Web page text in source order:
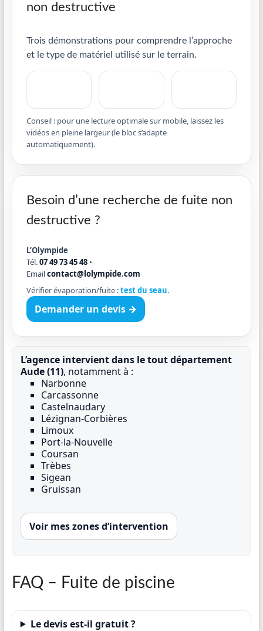
non destructive
Trois démonstrations pour comprendre l’approche
et le type de matériel utilisé sur le terrain.
Conseil : pour une lecture optimale sur mobile, laissez les
vidéos en pleine largeur (le bloc s’adapte
automatiquement).
Besoin d’une recherche de fuite non
destructive ?
L’Olympide
Tél.07 49 73 45 48•
Emailcontact@lolympide.com
Vérifier évaporation/fuite :test du seau.
Demander un devis →
L’agence intervient dans le tout département
Aude (11), notamment à :
Narbonne
Carcassonne
Castelnaudary
Lézignan-Corbières
Limoux
Port-la-Nouvelle
Coursan
Trèbes
Sigean
Gruissan
Voir mes zones d’intervention
FAQ – Fuite de piscine
Le devis est-il gratuit ?